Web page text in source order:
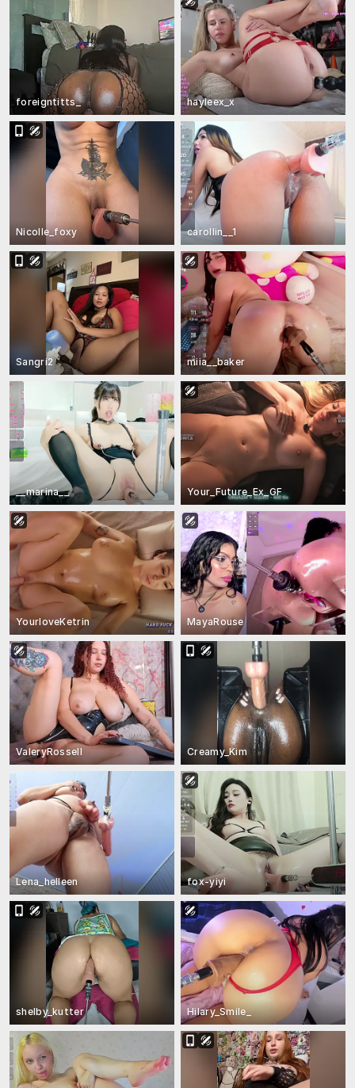
foreigntitts_ hayleex_x
Nicolle_foxy carollin__1
Sangri2 miia__baker
__marina__ Your_Future_Ex_GF
YourloveKetrin MayaRouse
ValeryRossell Creamy_Kim
Lena_helleen fox-yiyi
shelby_kutter Hilary_Smile_